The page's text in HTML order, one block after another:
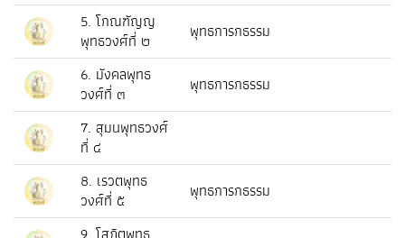
5. โกณฑัญญ
พุทธวงศ์ที่ ๒
พุทธการกธรรม
6. มังคลพุทธ
วงศ์ที่ ๓
พุทธการกธรรม
7. สุมนพุทธวงศ์
ที่ ๔
8. เรวตพุทธ
วงศ์ที่ ๕
พุทธการกธรรม